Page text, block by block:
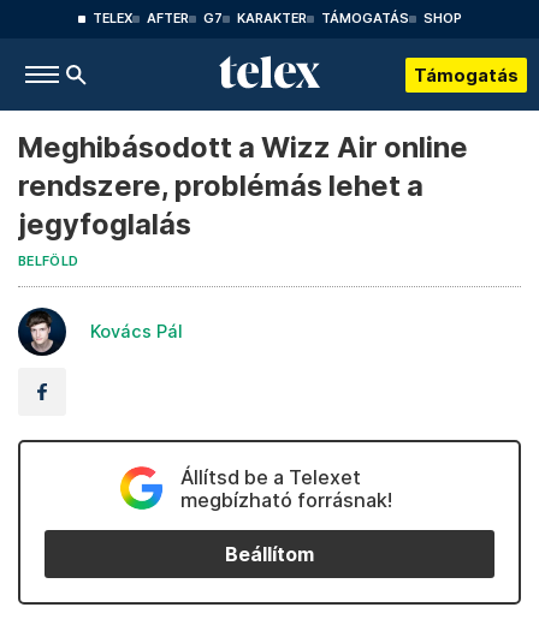
TELEX AFTER G7 KARAKTER TÁMOGATÁS SHOP
Támogatás
Meghibásodott a Wizz Air online
rendszere, problémás lehet a
jegyfoglalás
BELFÖLD
Kovács Pál
Állítsd be a Telexet
megbízható forrásnak!
Beállítom